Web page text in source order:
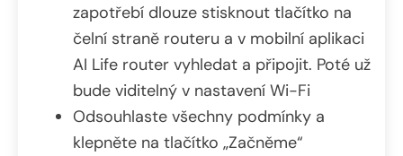
zapotřebí dlouze stisknout tlačítko na
čelní straně routeru a v mobilní aplikaci
AI Life router vyhledat a připojit. Poté už
bude viditelný v nastavení Wi-Fi
Odsouhlaste všechny podmínky a
klepněte na tlačítko „Začněme“